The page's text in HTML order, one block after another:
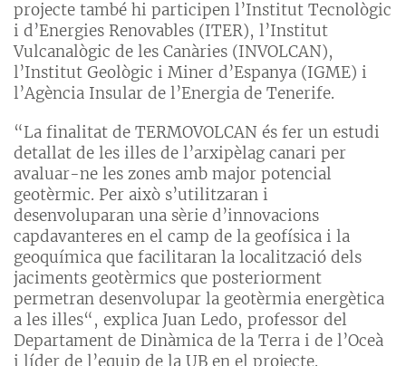
projecte també hi participen l’Institut Tecnològic
i d’Energies Renovables (ITER), l’Institut
Vulcanalògic de les Canàries (INVOLCAN),
l’Institut Geològic i Miner d’Espanya (IGME) i
l’Agència Insular de l’Energia de Tenerife.
“La finalitat de TERMOVOLCAN és fer un estudi
detallat de les illes de l’arxipèlag canari per
avaluar-ne les zones amb major potencial
geotèrmic. Per això s’utilitzaran i
desenvoluparan una sèrie d’innovacions
capdavanteres en el camp de la geofísica i la
geoquímica que facilitaran la localització dels
jaciments geotèrmics que posteriorment
permetran desenvolupar la geotèrmia energètica
a les illes“, explica Juan Ledo, professor del
Departament de Dinàmica de la Terra i de l’Oceà
i líder de l’equip de la UB en el projecte.